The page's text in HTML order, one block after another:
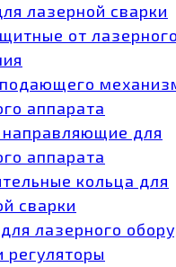
лазерной сварки
от лазерного
аппарата
для
аппарата
кольца для
сварки
лазерного
регуляторы